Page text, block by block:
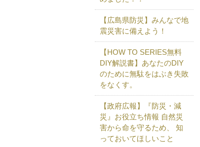
【広島県防災】みんなで地
震災害に備えよう！
【HOW TO SERIES無料
DIY解説書】あなたのDIY
のために無駄をはぶき失敗
をなくす。
【政府広報】『防災・減
災』お役立ち情報 自然災
害から命を守るため、 知
っておいてほしいこと